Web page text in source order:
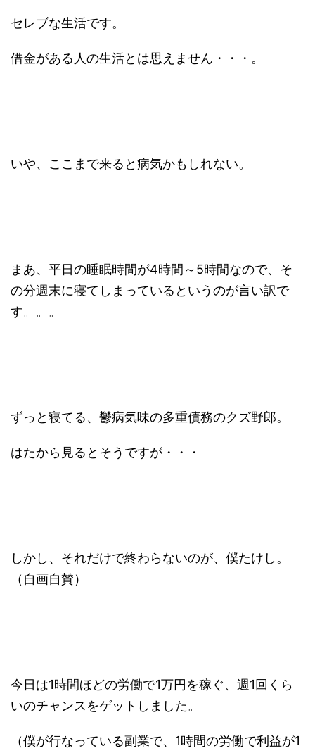
セレブな生活です。
借金がある人の生活とは思えません・・・。
いや、ここまで来ると病気かもしれない。
まあ、平日の睡眠時間が4時間～5時間なので、そ
の分週末に寝てしまっているというのが言い訳で
す。。。
ずっと寝てる、鬱病気味の多重債務のクズ野郎。
はたから見るとそうですが・・・
しかし、それだけで終わらないのが、僕たけし。
（自画自賛）
今日は1時間ほどの労働で1万円を稼ぐ、週1回くら
いのチャンスをゲットしました。
（僕が行なっている副業で、1時間の労働で利益が1